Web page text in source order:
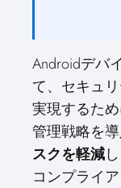
Androidデバ
て、セキュ
実現するた
管理戦略を導
スクを軽減
コンプライ